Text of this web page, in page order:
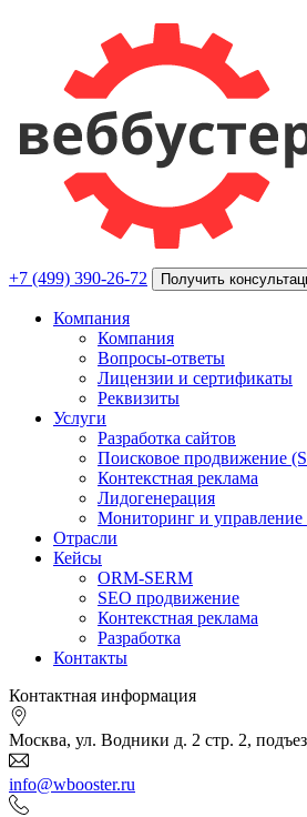
+7 (499) 390-26-72 Получить
Компания
Компания
Вопросы-ответы
Лицензии и сертификаты
Реквизиты
Услуги
Разработка сайтов
Поисковое продвижение
Контекстная реклама
Лидогенерация
Мониторинг и управление
Отрасли
Кейсы
ORM-SERM
SEO продвижение
Контекстная реклама
Разработка
Контакты
Контактная информация
Москва, ул. Водники д. 2 стр. 2,
info@wbooster.ru